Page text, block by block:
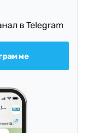
в Telegram